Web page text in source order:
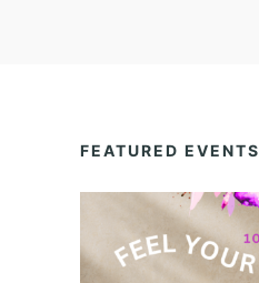
A
R
)
FEATURED EVENTS